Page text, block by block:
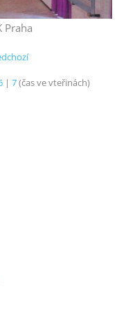
Praha
| 7(čas ve vteřinách)